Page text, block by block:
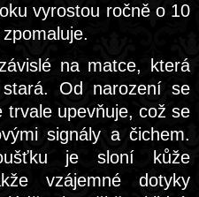
vyrostou ročně o 10
na matce, která
Od narození se
trvale upevňuje, což se
signály a čichem.
je sloní kůže
vzájemné dotyky